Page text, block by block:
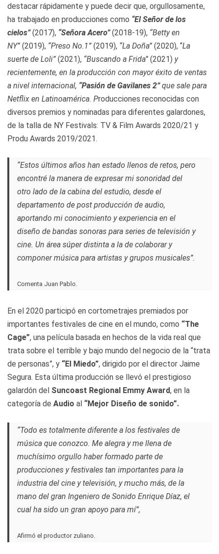
destacar rápidamente y puede decir que, orgullosamente,
ha trabajado en producciones como “El Señor de los
cielos”(2017), “Señora Acero”(2018-19), “Betty en
NY” (2019), “Preso No.1” (2019), “La Doña” (2020), “La
suerte de Loli” (2021), “Buscando a Frida” (2021) y
recientemente, en la producción con mayor éxito de ventas
a nivel internacional, “Pasión de Gavilanes 2”que sale para
Netflix en Latinoamérica. Producciones reconocidas con
diversos premios y nominadas para diferentes galardones,
de la talla de NY Festivals: TV & Film Awards 2020/21 y
Produ Awards 2019/2021.
“Estos últimos años han estado llenos de retos, pero
encontré la manera de expresar mi sonoridad del
otro lado de la cabina del estudio, desde el
departamento de post producción de audio,
aportando mi conocimiento y experiencia en el
diseño de bandas sonoras para series de televisión y
cine. Un área súper distinta a la de colaborar y
componer música para artistas y grupos musicales”.
Comenta Juan Pablo.
En el 2020 participó en cortometrajes premiados por
importantes festivales de cine en el mundo, como “The
Cage”, una película basada en hechos de la vida real que
trata sobre el terrible y bajo mundo del negocio de la “trata
de personas”, y “El Miedo”, dirigido por el director Jaime
Segura. Esta última producción se llevó el prestigioso
galardón del Suncoast Regional Emmy Award, en la
categoría de Audio al “Mejor Diseño de sonido”.
“Todo es totalmente diferente a los festivales de
música que conozco. Me alegra y me llena de
muchísimo orgullo haber formado parte de
producciones y festivales tan importantes para la
industria del cine y televisión, y mucho más, de la
mano del gran Ingeniero de Sonido Enrique Díaz, el
cual ha sido un gran apoyo para mí”,
Afirmó el productor zuliano.